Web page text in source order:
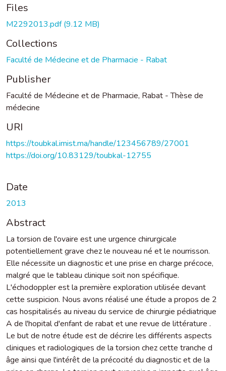
Files
M2292013.pdf(9.12 MB)
Collections
Faculté de Médecine et de Pharmacie - Rabat
Publisher
Faculté de Médecine et de Pharmacie, Rabat - Thèse de
médecine
URI
https://toubkal.imist.ma/handle/123456789/27001
https://doi.org/10.83129/toubkal-12755
Date
2013
Abstract
La torsion de l'ovaire est une urgence chirurgicale
potentiellement grave chez le nouveau né et le nourrisson.
Elle nécessite un diagnostic et une prise en charge précoce,
malgré que le tableau clinique soit non spécifique.
L'échodoppler est la première exploration utilisée devant
cette suspicion. Nous avons réalisé une étude a propos de 2
cas hospitalisés au niveau du service de chirurgie pédiatrique
A de l'hopital d'enfant de rabat et une revue de littérature .
Le but de notre étude est de décrire les différents aspects
cliniques et radiologiques de la torsion chez cette tranche d
âge ainsi que l'intérêt de la précocité du diagnostic et de la